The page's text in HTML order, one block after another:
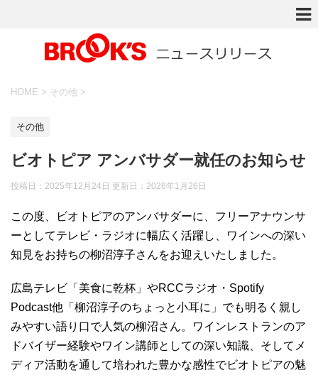
HOME > その他 >
その他
ビオトピア アンバサダー就任のお知らせ
投稿日：2025年12月24日 更新日： 2026年1月26日
この度、ビオトピアのアンバサダーに、フリーアナウンサ
ーとしてテレビ・ラジオに幅広く活躍し、ワインへの深い
知見をお持ちの柳沼淳子さんをお迎えいたしました。
広島テレビ「美食に乾杯」やRCCラジオ・Spotify
Podcast他「柳沼淳子のちょっと小耳に」でも明るく親し
みやすい語り口で人気の柳沼さん。ワインレストランのア
ドバイザー経験やワイン講師としての深い知識、そしてメ
ディア活動を通して培われた豊かな感性でビオトピアの魅